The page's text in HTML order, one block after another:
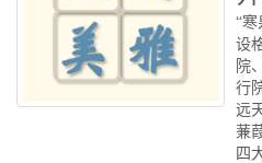
“寒
设
院
行
远
蒹
四